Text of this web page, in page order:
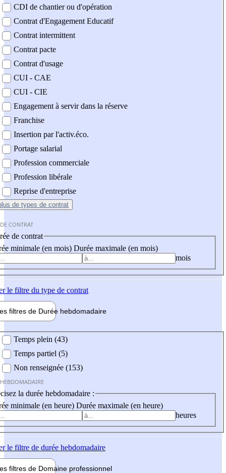
CDI de chantier ou d'opération
Contrat d'Engagement Educatif
Contrat intermittent
Contrat pacte
Contrat d'usage
CUI - CAE
CUI - CIE
Engagement à servir dans la réserve
Franchise
Insertion par l'activ.éco.
Portage salarial
Profession commerciale
Profession libérale
Reprise d'entreprise
de types de contrat
CONTRAT
de contrat
minimale (en mois) Durée maximale (en mois)
mois
le filtre du type de contrat
filtres de Durée hebdomadaire
Temps plein (43)
Temps partiel (5)
Non renseignée (153)
la durée hebdomadaire :
minimale (en heure) Durée maximale (en heure)
heures
le filtre de durée hebdomadaire
filtres de Domaine professionnel